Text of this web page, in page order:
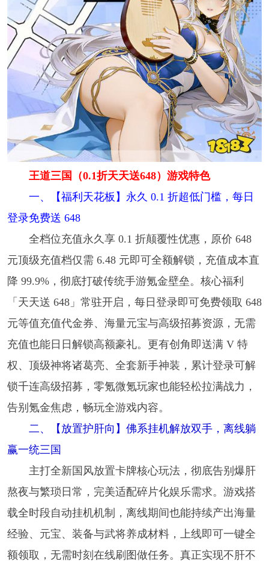
王道三国（0.1折天天送648）游戏特色
一、【福利天花板】永久 0.1 折超低门槛，每日
登录免费送 648
全档位充值永久享 0.1 折颠覆性优惠，原价 648
元顶级充值档仅需 6.48 元即可全额解锁，充值成本直
降 99.9%，彻底打破传统手游氪金壁垒。核心福利
「天天送 648」常驻开启，每日登录即可免费领取 648
元等值充值代金券、海量元宝与高级招募资源，无需
充值也能日日解锁高额豪礼。更有创角即送满 V 特
权、顶级神将诸葛亮、全套新手神装，累计登录可解
锁千连高级招募，零氪微氪玩家也能轻松拉满战力，
告别氪金焦虑，畅玩全游戏内容。
二、【放置护肝向】佛系挂机解放双手，离线躺
赢一统三国
主打全新国风放置卡牌核心玩法，彻底告别爆肝
熬夜与繁琐日常，完美适配碎片化娱乐需求。游戏搭
载全时段自动挂机机制，离线期间也能持续产出海量
经验、元宝、装备与武将养成材料，上线即可一键全
额领取，无需时刻在线刷图做任务。真正实现不肝不